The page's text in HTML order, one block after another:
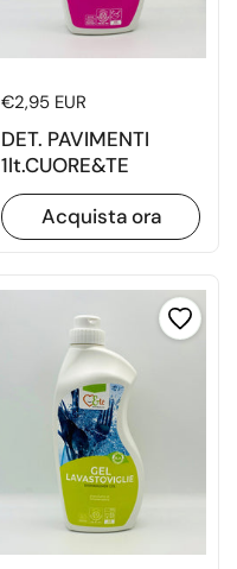
Prezzo di listino
€2,95 EUR
DET. PAVIMENTI
1lt.CUORE&TE
Acquista ora